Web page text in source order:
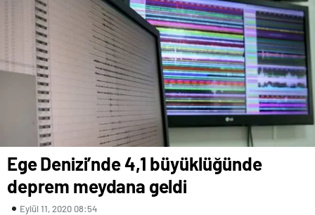
Ege Denizi’nde 4,1 büyüklüğünde
deprem meydana geldi
Eylül 11, 2020 08:54